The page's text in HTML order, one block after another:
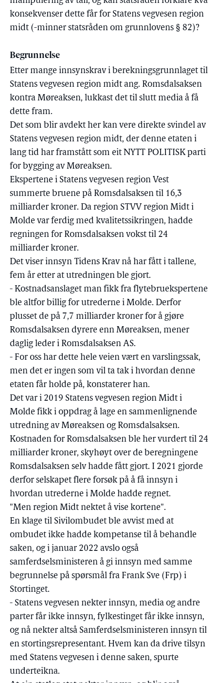
konsekvenser dette får for Statens vegvesen region
midt (-minner statsråden om grunnlovens § 82)?
Begrunnelse
Etter mange innsynskrav i berekningsgrunnlaget til
Statens vegvesen region midt ang. Romsdalsaksen
kontra Møreaksen, lukkast det til slutt media å få
dette fram.
Det som blir avdekt her kan vere direkte svindel av
Statens vegvesen region midt, der denne etaten i
lang tid har framstått som eit NYTT POLITISK parti
for bygging av Møreaksen.
Ekspertene i Statens vegvesen region Vest
summerte bruene på Romsdalsaksen til 16,3
milliarder kroner. Da region STVV region Midt i
Molde var ferdig med kvalitetssikringen, hadde
regningen for Romsdalsaksen vokst til 24
milliarder kroner.
Det viser innsyn Tidens Krav nå har fått i tallene,
fem år etter at utredningen ble gjort.
- Kostnadsanslaget man fikk fra flytebruekspertene
ble altfor billig for utrederne i Molde. Derfor
plusset de på 7,7 milliarder kroner for å gjøre
Romsdalsaksen dyrere enn Møreaksen, mener
daglig leder i Romsdalsaksen AS.
- For oss har dette hele veien vært en varslingssak,
men det er ingen som vil ta tak i hvordan denne
etaten får holde på, konstaterer han.
Det var i 2019 Statens vegvesen region Midt i
Molde fikk i oppdrag å lage en sammenlignende
utredning av Møreaksen og Romsdalsaksen.
Kostnaden for Romsdalsaksen ble her vurdert til 24
milliarder kroner, skyhøyt over de beregningene
Romsdalsaksen selv hadde fått gjort. I 2021 gjorde
derfor selskapet flere forsøk på å få innsyn i
hvordan utrederne i Molde hadde regnet.
"Men region Midt nektet å vise kortene".
En klage til Sivilombudet ble avvist med at
ombudet ikke hadde kompetanse til å behandle
saken, og i januar 2022 avslo også
samferdselsministeren å gi innsyn med samme
begrunnelse på spørsmål fra Frank Sve (Frp) i
Stortinget.
- Statens vegvesen nekter innsyn, media og andre
parter får ikke innsyn, fylkestinget får ikke innsyn,
og nå nekter altså Samferdselsministeren innsyn til
en stortingsrepresentant. Hvem kan da drive tilsyn
med Statens vegvesen i denne saken, spurte
underteikna.